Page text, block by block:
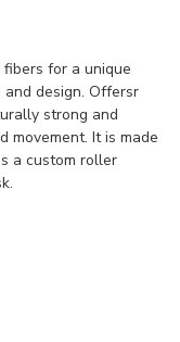
for a unique
design. Offersr
strong and
movement. It is made
a custom roller